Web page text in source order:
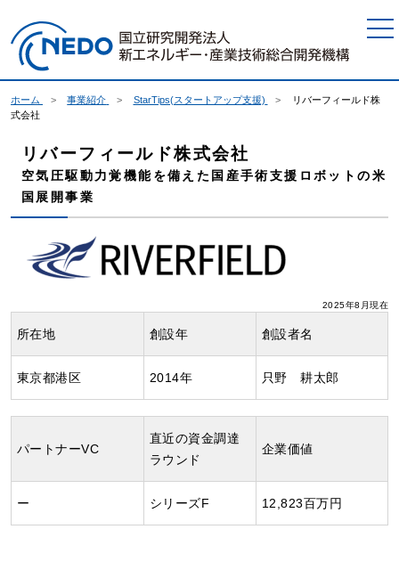
ホーム 事業紹介 StarTips(スタートアップ支援)
リバーフィールド株
式会社
リバーフィールド株式会社
空気圧駆動力覚機能を備えた国産手術支援ロボットの米
国展開事業
2025年8月現在
所在地 創設年 創設者名
東京都港区 2014年 只野 耕太郎
パートナーVC
直近の資金調達
ラウンド
企業価値
ー シリーズF 12,823百万円